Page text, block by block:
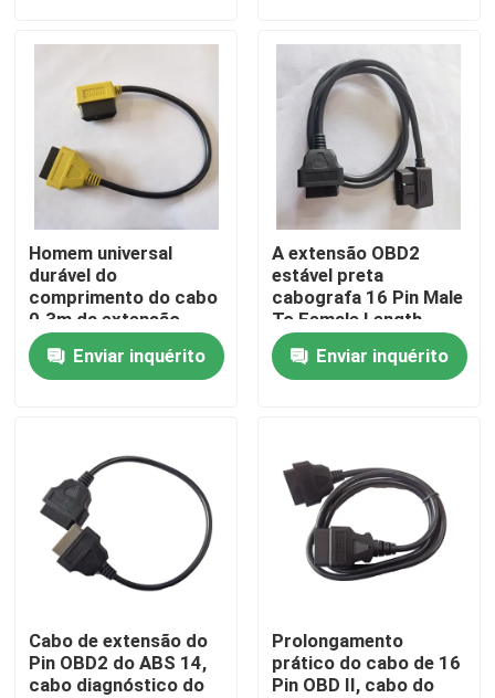
Produtos
Sobre nós
Excursão da fábrica
Controle da qualidade
Peça umas citações
Cabo de OBD2 Y
Cabo de extensão OBD2
Homem universal
durável do
comprimento do cabo
0.3m da extensão
OBD2 à fêmea
Enviar inquérito
A extensão OBD2
estável preta
cabografa 16 Pin Male
To Female Length
150cm
Enviar inquérito
Cabo de extensão do
Pin OBD2 do ABS 14,
cabo diagnóstico do
Prolongamento
prático do cabo de 16
Pin OBD II, cabo do